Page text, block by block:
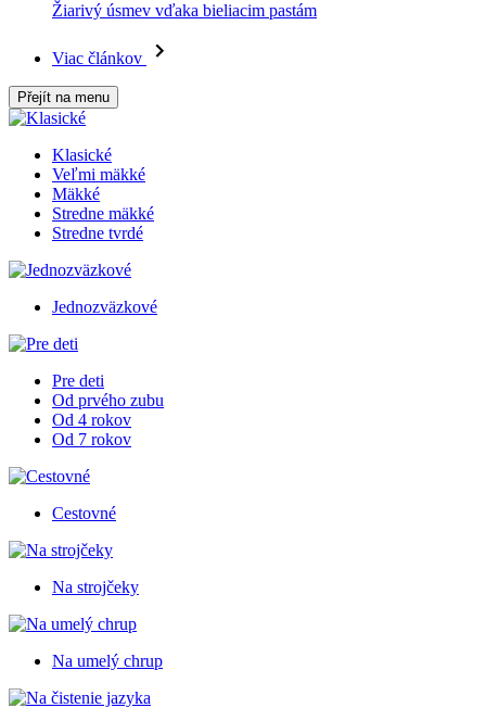
Žiarivý úsmev vďaka bieliacim pastám
Viac článkov
Přejít na menu
Klasické
Veľmi mäkké
Mäkké
Stredne mäkké
Stredne tvrdé
Jednozväzkové
Pre deti
Od prvého zubu
Od 4 rokov
Od 7 rokov
Cestovné
Na strojčeky
Na umelý chrup